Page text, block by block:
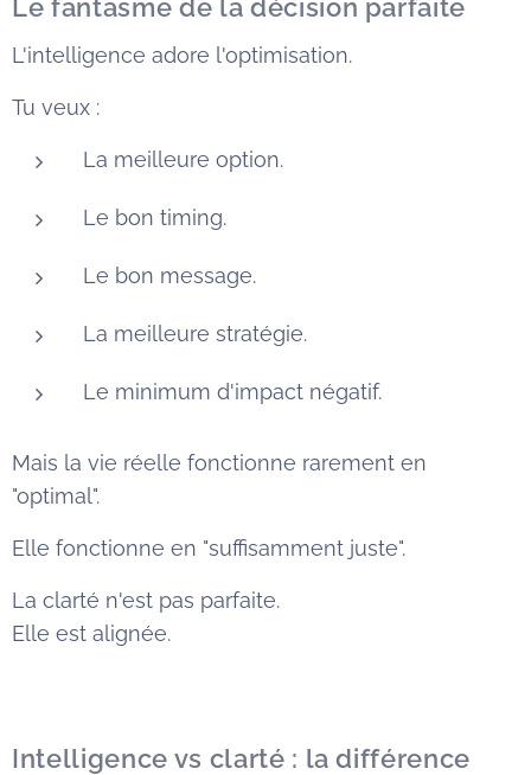
Le fantasme de la décision parfaite
L'intelligence adore l'optimisation.
Tu veux :
La meilleure option.
Le bon timing.
Le bon message.
La meilleure stratégie.
Le minimum d'impact négatif.
Mais la vie réelle fonctionne rarement en
"optimal".
Elle fonctionne en "suffisamment juste".
La clarté n'est pas parfaite.
Elle est alignée.
Intelligence vs clarté : la différence